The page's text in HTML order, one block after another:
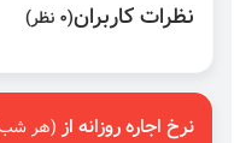
نظرات کاربران(0 نظر)
نرخ اجاره روزانه از(هر